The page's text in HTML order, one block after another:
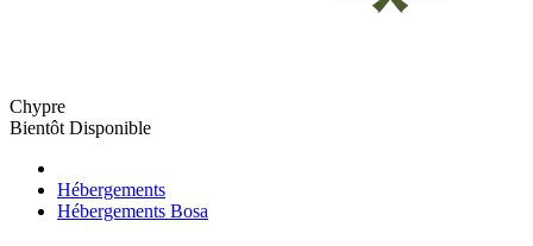
Chypre
Bientôt Disponible
Hébergements
Hébergements Bosa